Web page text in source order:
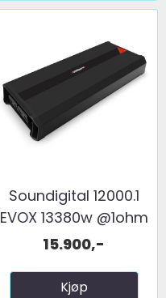
Soundigital 12000.1
EVOX 13380w @1ohm
15.900,-
Kjøp